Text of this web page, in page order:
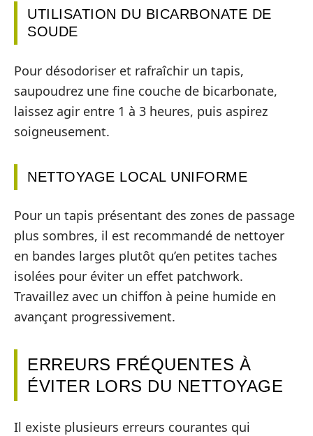
UTILISATION DU BICARBONATE DE
SOUDE
Pour désodoriser et rafraîchir un tapis,
saupoudrez une fine couche de bicarbonate,
laissez agir entre 1 à 3 heures, puis aspirez
soigneusement.
NETTOYAGE LOCAL UNIFORME
Pour un tapis présentant des zones de passage
plus sombres, il est recommandé de nettoyer
en bandes larges plutôt qu’en petites taches
isolées pour éviter un effet patchwork.
Travaillez avec un chiffon à peine humide en
avançant progressivement.
ERREURS FRÉQUENTES À
ÉVITER LORS DU NETTOYAGE
Il existe plusieurs erreurs courantes qui